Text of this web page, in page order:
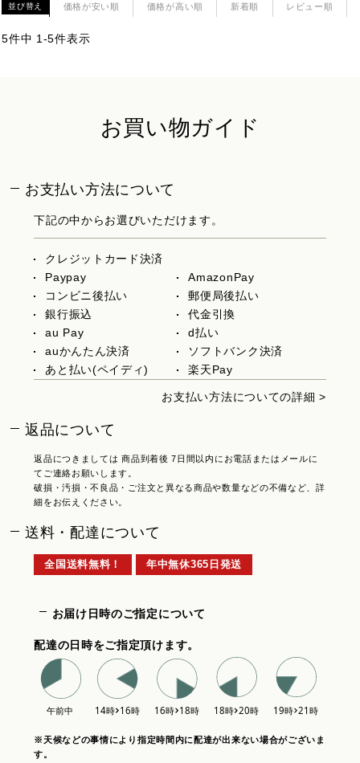
並び替え 価格が安い順 価格が高い順 新着順 レビュー順
5件中 1 -5件表示
お買い物ガイド
お支払い方法について
下記の中からお選びいただけます。
クレジットカード決済
Paypay
AmazonPay
コンビニ後払い
郵便局後払い
銀行振込
代金引換
au Pay
d払い
auかんたん決済
ソフトバンク決済
あと払い(ペイディ)
楽天Pay
お支払い方法についての詳細 >
返品について
返品につきましては 商品到着後 7日間以内にお電話またはメールに
てご連絡お願いします。
破損・汚損・不良品・ご注文と異なる商品や数量などの不備など、詳
細をお伝えください。
送料・配達について
全国送料無料！ 年中無休365日発送
お届け日時のご指定について
配達の日時をご指定頂けます。
※天候などの事情により指定時間内に配達が出来ない場合がございま
す。